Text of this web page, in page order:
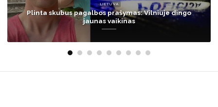
Buvusi sekso paslaugų teikėja 20 metų buvo
priklausoma nuo narkotikų: parodė, kaip atrodo po 4
metų blaivybės